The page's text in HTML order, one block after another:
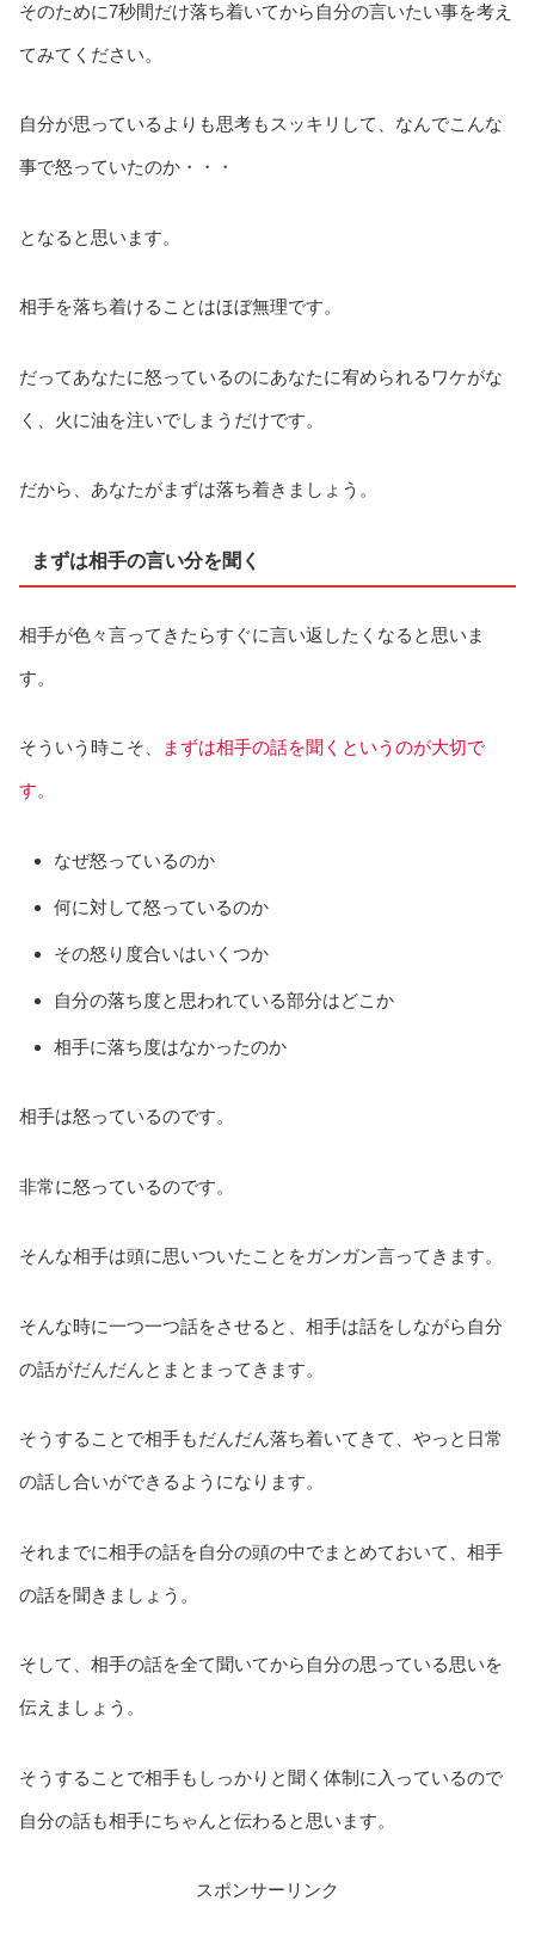
そのために7秒間だけ落ち着いてから自分の言いたい事を考え
てみてください。
自分が思っているよりも思考もスッキリして、なんでこんな
事で怒っていたのか・・・
となると思います。
相手を落ち着けることはほぼ無理です。
だってあなたに怒っているのにあなたに宥められるワケがな
く、火に油を注いでしまうだけです。
だから、あなたがまずは落ち着きましょう。
まずは相手の言い分を聞く
相手が色々言ってきたらすぐに言い返したくなると思いま
す。
そういう時こそ、 まずは相手の話を聞くというのが大切で
す。
なぜ怒っているのか
何に対して怒っているのか
その怒り度合いはいくつか
自分の落ち度と思われている部分はどこか
相手に落ち度はなかったのか
相手は怒っているのです。
非常に怒っているのです。
そんな相手は頭に思いついたことをガンガン言ってきます。
そんな時に一つ一つ話をさせると、相手は話をしながら自分
の話がだんだんとまとまってきます。
そうすることで相手もだんだん落ち着いてきて、やっと日常
の話し合いができるようになります。
それまでに相手の話を自分の頭の中でまとめておいて、相手
の話を聞きましょう。
そして、相手の話を全て聞いてから自分の思っている思いを
伝えましょう。
そうすることで相手もしっかりと聞く体制に入っているので
自分の話も相手にちゃんと伝わると思います。
スポンサーリンク